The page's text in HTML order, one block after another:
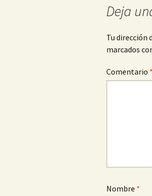
Deja
Tu dirección
marcados
Comentario *
Nombre *